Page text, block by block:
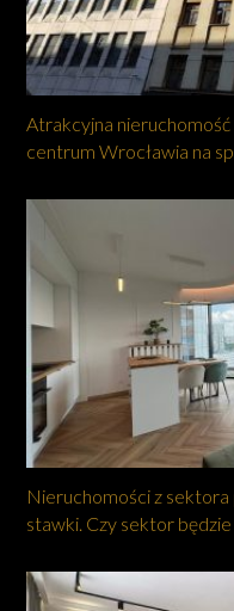
Atrakcyjna
centrum Wrocławia na
Nieruchomości z
stawki. Czy sektor będzie